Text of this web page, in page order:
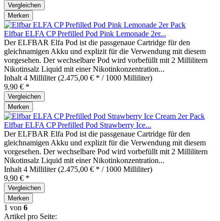
Vergleichen
Merken
Elfbar ELFA CP Prefilled Pod Pink Lemonade 2er...
Der ELFBAR Elfa Pod ist die passgenaue Cartridge für den
gleichnamigen Akku und explizit für die Verwendung mit diesem
vorgesehen. Der wechselbare Pod wird vorbefüllt mit 2 Millilitern
Nikotinsalz Liquid mit einer Nikotinkonzentration...
Inhalt 4 Milliliter(2.475,00 € * / 1000 Milliliter)
9,90 € *
Vergleichen
Merken
Elfbar ELFA CP Prefilled Pod Strawberry Ice...
Der ELFBAR Elfa Pod ist die passgenaue Cartridge für den
gleichnamigen Akku und explizit für die Verwendung mit diesem
vorgesehen. Der wechselbare Pod wird vorbefüllt mit 2 Millilitern
Nikotinsalz Liquid mit einer Nikotinkonzentration...
Inhalt 4 Milliliter(2.475,00 € * / 1000 Milliliter)
9,90 € *
Vergleichen
Merken
1 von 6
Artikel pro Seite: